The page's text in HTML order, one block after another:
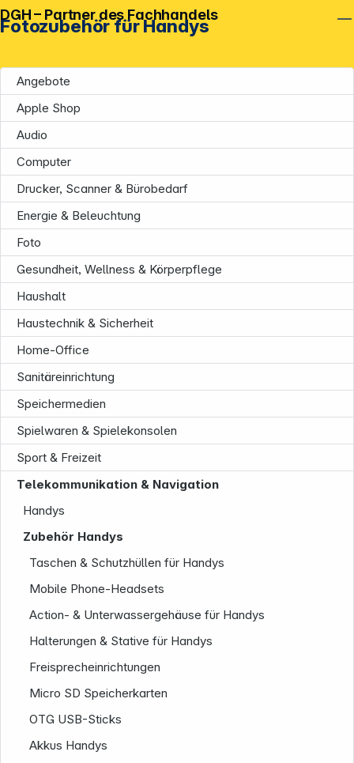
Fotozubehör für Handys
Angebote
Apple Shop
Audio
Computer
Drucker, Scanner & Bürobedarf
Energie & Beleuchtung
Foto
Gesundheit, Wellness & Körperpflege
Haushalt
Haustechnik & Sicherheit
Home-Office
Sanitäreinrichtung
Speichermedien
Spielwaren & Spielekonsolen
Sport & Freizeit
Telekommunikation & Navigation
Handys
Zubehör Handys
Taschen & Schutzhüllen für Handys
Mobile Phone-Headsets
Action- & Unterwassergehäuse für Handys
Halterungen & Stative für Handys
Freisprecheinrichtungen
Micro SD Speicherkarten
OTG USB-Sticks
Akkus Handys
DGH – Partner des Fachhandels
Unternehmen